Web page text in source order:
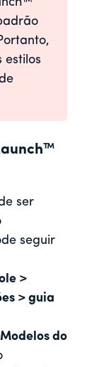
estilos
ser
seguir
>
> guia
Modelos do